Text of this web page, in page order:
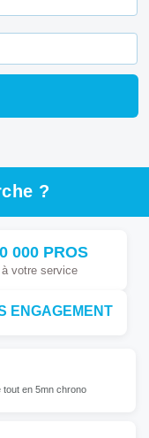
?
000 PROS
à votre service
ENGAGEMENT
en 5mn chrono